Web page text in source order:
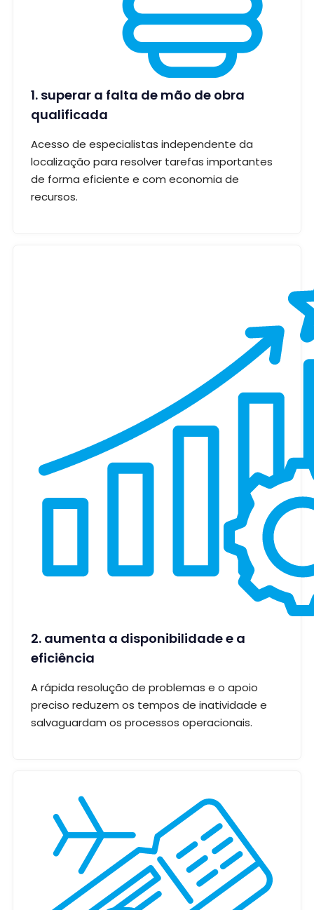
1. superar a falta de mão de obra
qualificada
Acesso de especialistas independente da
localização para resolver tarefas importantes
de forma eficiente e com economia de
recursos.
2. aumenta a disponibilidade e a
eficiência
A rápida resolução de problemas e o apoio
preciso reduzem os tempos de inatividade e
salvaguardam os processos operacionais.